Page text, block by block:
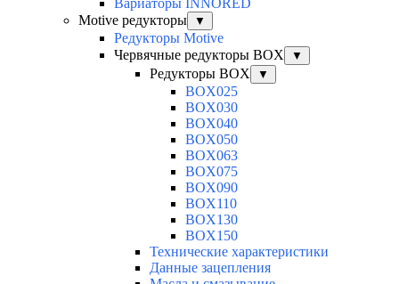
Вариаторы INNORED
Motive редукторы
▼
Редукторы Motive
Червячные редукторы BOX
▼
Редукторы BOX ▼
BOX025
BOX030
BOX040
BOX050
BOX063
BOX075
BOX090
BOX110
BOX130
BOX150
Технические характеристики
Данные зацепления